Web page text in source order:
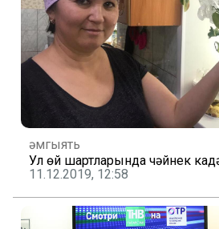
Җәмгыять
Ул өй шартларында чәйнек
11.12.2019, 12:58